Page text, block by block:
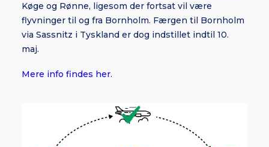
Køge og Rønne, ligesom der fortsat vil være
flyvninger til og fra Bornholm. Færgen til Bornholm
via Sassnitz i Tyskland er dog indstillet indtil 10.
maj.
Mere info findes her.